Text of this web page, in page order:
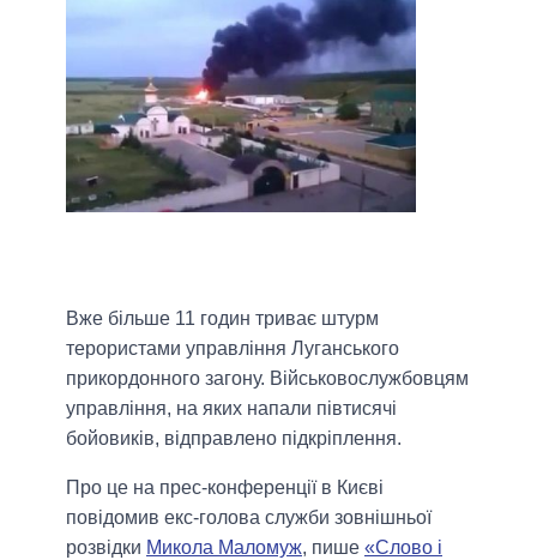
Вже більше 11 годин триває штурм
терористами управління Луганського
прикордонного загону. Військовослужбовцям
управління, на яких напали півтисячі
бойовиків, відправлено підкріплення.
Про це на прес-конференції в Києві
повідомив екс-голова служби зовнішньої
розвідки Микола Маломуж, пише «Слово і